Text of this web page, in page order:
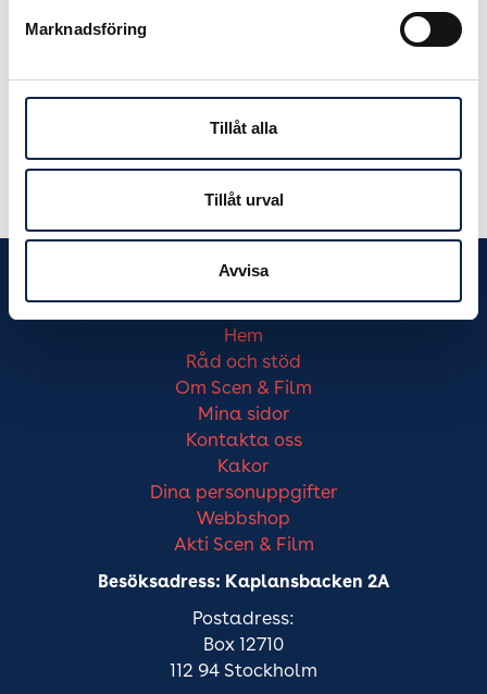
Marknadsföring
Tillåt alla
Tillåt urval
Avvisa
Godkänn AI-förordningen
Meny
Hem
Råd och stöd
Om Scen & Film
Mina sidor
Kontakta oss
Kakor
Dina personuppgifter
Webbshop
Akti Scen & Film
Besöksadress: Kaplansbacken 2A
Postadress:
Box 12710
112 94 Stockholm